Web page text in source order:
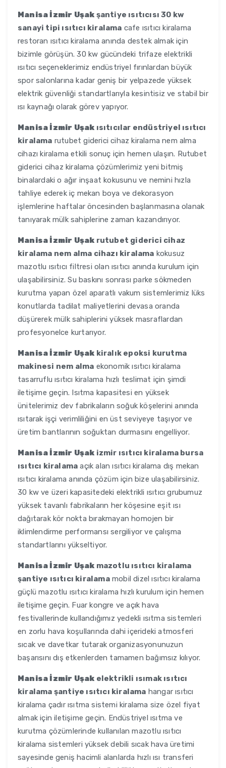
Manisa İzmir Uşak şantiye ısıtıcısı 30 kw
sanayi tipi ısıtıcı kiralama cafe ısıtıcı kiralama
restoran ısıtıcı kiralama anında destek almak için
bizimle görüşün. 30 kw gücündeki trifaze elektrikli
ısıtıcı seçeneklerimiz endüstriyel fırınlardan büyük
spor salonlarına kadar geniş bir yelpazede yüksek
elektrik güvenliği standartlarıyla kesintisiz ve stabil bir
ısı kaynağı olarak görev yapıyor.
Manisa İzmir Uşak ısıtıcılar endüstriyel ısıtıcı
kiralama rutubet giderici cihaz kiralama nem alma
cihazı kiralama etkili sonuç için hemen ulaşın. Rutubet
giderici cihaz kiralama çözümlerimiz yeni bitmiş
binalardaki o ağır inşaat kokusunu ve nemini hızla
tahliye ederek iç mekan boya ve dekorasyon
işlemlerine haftalar öncesinden başlanmasına olanak
tanıyarak mülk sahiplerine zaman kazandırıyor.
Manisa İzmir Uşak rutubet giderici cihaz
kiralama nem alma cihazı kiralama kokusuz
mazotlu ısıtıcı filtresi olan ısıtıcı anında kurulum için
ulaşabilirsiniz. Su baskını sonrası parke sökmeden
kurutma yapan özel aparatlı vakum sistemlerimiz lüks
konutlarda tadilat maliyetlerini devasa oranda
düşürerek mülk sahiplerini yüksek masraflardan
profesyonelce kurtarıyor.
Manisa İzmir Uşak kiralık epoksi kurutma
makinesi nem alma ekonomik ısıtıcı kiralama
tasarruflu ısıtıcı kiralama hızlı teslimat için şimdi
iletişime geçin. Isıtma kapasitesi en yüksek
ünitelerimiz dev fabrikaların soğuk köşelerini anında
ısıtarak işçi verimliliğini en üst seviyeye taşıyor ve
üretim bantlarının soğuktan durmasını engelliyor.
Manisa İzmir Uşak izmir ısıtıcı kiralama bursa
ısıtıcı kiralama açık alan ısıtıcı kiralama dış mekan
ısıtıcı kiralama anında çözüm için bize ulaşabilirsiniz.
30 kw ve üzeri kapasitedeki elektrikli ısıtıcı grubumuz
yüksek tavanlı fabrikaların her köşesine eşit ısı
dağıtarak kör nokta bırakmayan homojen bir
iklimlendirme performansı sergiliyor ve çalışma
standartlarını yükseltiyor.
Manisa İzmir Uşak mazotlu ısıtıcı kiralama
şantiye ısıtıcı kiralamamobil dizel ısıtıcı kiralama
güçlü mazotlu ısıtıcı kiralama hızlı kurulum için hemen
iletişime geçin. Fuar kongre ve açık hava
festivallerinde kullandığımız yedekli ısıtma sistemleri
en zorlu hava koşullarında dahi içerideki atmosferi
sıcak ve davetkar tutarak organizasyonunuzun
başarısını dış etkenlerden tamamen bağımsız kılıyor.
Manisa İzmir Uşak elektrikli ısımak ısıtıcı
kiralama şantiye ısıtıcı kiralama hangar ısıtıcı
kiralama çadır ısıtma sistemi kiralama size özel fiyat
almak için iletişime geçin. Endüstriyel ısıtma ve
kurutma çözümlerinde kullanılan mazotlu ısıtıcı
kiralama sistemleri yüksek debili sıcak hava üretimi
sayesinde geniş hacimli alanlarda hızlı ısı transferi